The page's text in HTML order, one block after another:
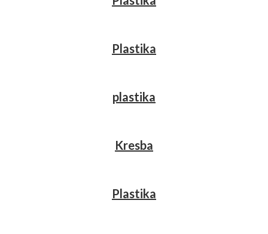
Plastika
plastika
Kresba
Plastika